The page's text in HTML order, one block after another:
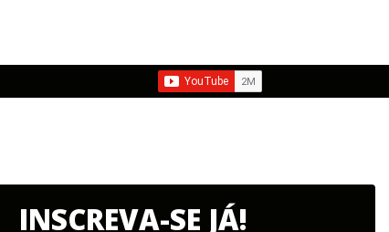
INSCREVA-SE JÁ!